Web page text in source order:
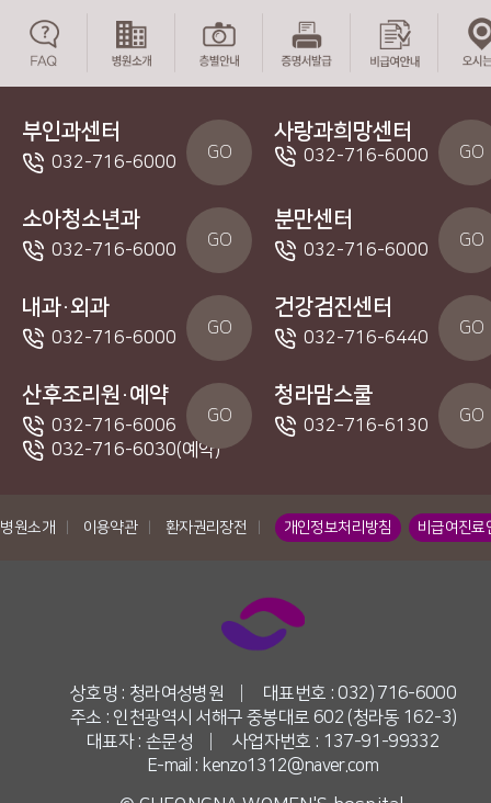
부인과센터
032-716-6000 GO
사랑과희망센터
032-716-6000 GO
소아청소년과
032-716-6000 GO
분만센터
032-716-6000 GO
내과·외과
032-716-6000 GO
건강검진센터
032-716-6440 GO
산후조리원·예약
032-716-6006
032-716-6030(예약)
GO
청라맘스쿨
032-716-6130 GO
병원소개 이용약관 환자권리장전 개인정보처리방침 비급여진료
상호명 : 청라여성병원
대표번호 : 032) 716-6000
주소 : 인천광역시 서해구 중봉대로 602 (청라동 162-3)
대표자 : 손문성
사업자번호 : 137-91-99332
E-mail : kenzo1312@naver.com